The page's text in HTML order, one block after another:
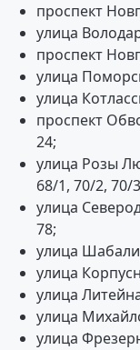
проспект
улица
проспект
улица
улица
проспект
24;
улица Розы
68/1, 70/2, 70/
улица
78;
улица
улица
улица
улица
улица